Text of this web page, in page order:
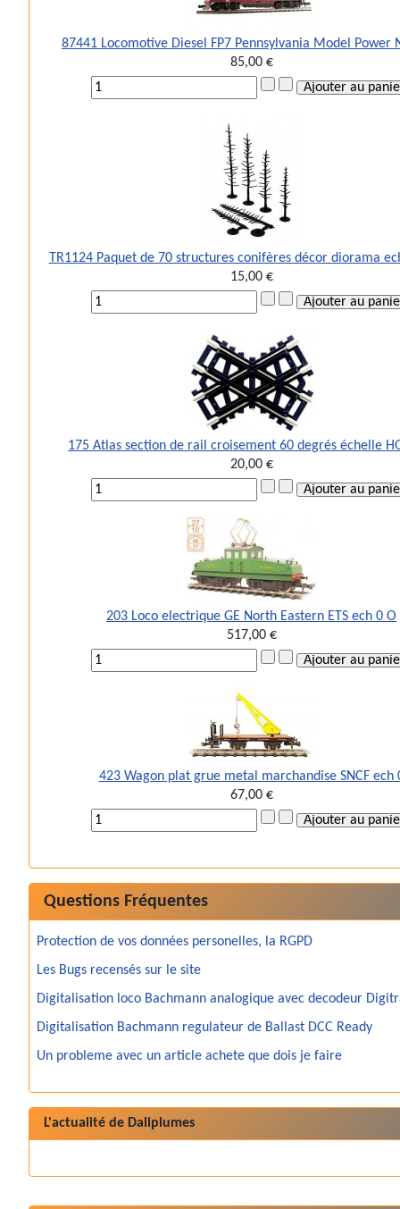
87441 Locomotive Diesel FP7 Pennsylvania Model Power
85,00 €
TR1124 Paquet de 70 structures conifères décor diorama
15,00 €
175 Atlas section de rail croisement 60 degrés échelle
20,00 €
203 Loco electrique GE North Eastern ETS ech 0 O
517,00 €
423 Wagon plat grue metal marchandise SNCF ech
67,00 €
Questions Fréquentes
Protection de vos données personelles, la RGPD
Les Bugs recensés sur le site
Digitalisation loco Bachmann analogique avec decodeur
Digitalisation Bachmann regulateur de Ballast DCC Ready
Un probleme avec un article achete que dois je faire
L'actualité de Daliplumes